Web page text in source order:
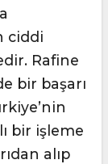
ciddi
Rafine
bir başarı
bir işleme
alıp